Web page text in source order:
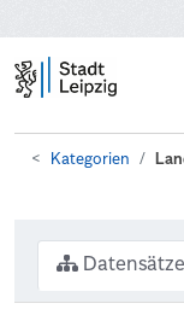
Kategorien
Datensätze